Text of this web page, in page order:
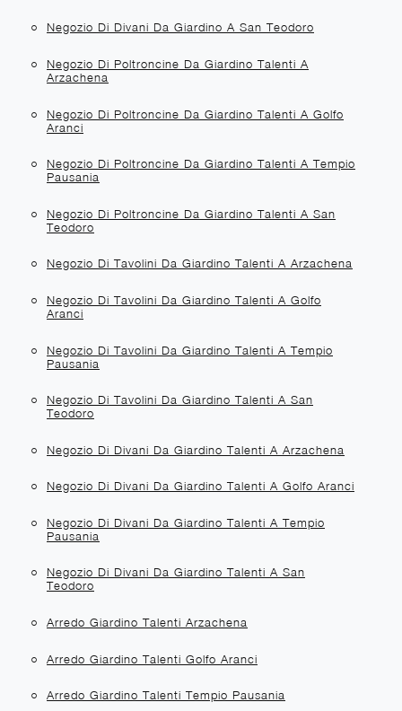
Negozio Di Divani Da Giardino A San Teodoro
Negozio Di Poltroncine Da Giardino Talenti A
Arzachena
Negozio Di Poltroncine Da Giardino Talenti A Golfo
Aranci
Negozio Di Poltroncine Da Giardino Talenti A Tempio
Pausania
Negozio Di Poltroncine Da Giardino Talenti A San
Teodoro
Negozio Di Tavolini Da Giardino Talenti A Arzachena
Negozio Di Tavolini Da Giardino Talenti A Golfo
Aranci
Negozio Di Tavolini Da Giardino Talenti A Tempio
Pausania
Negozio Di Tavolini Da Giardino Talenti A San
Teodoro
Negozio Di Divani Da Giardino Talenti A Arzachena
Negozio Di Divani Da Giardino Talenti A Golfo Aranci
Negozio Di Divani Da Giardino Talenti A Tempio
Pausania
Negozio Di Divani Da Giardino Talenti A San
Teodoro
Arredo Giardino Talenti Arzachena
Arredo Giardino Talenti Golfo Aranci
Arredo Giardino Talenti Tempio Pausania